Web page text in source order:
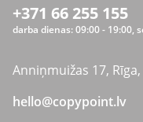
+371 66 255 155
darba dienas: 09:00 - 19:00,
Anniņmuižas 17,
hello@copypoint.lv